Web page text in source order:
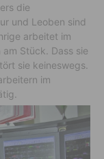
die
und Leoben sind
arbeitet im
Stück. Dass sie
sie keineswegs.
im